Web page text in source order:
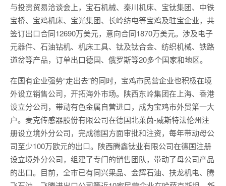
与投资贸易洽谈会上，宝石机械、秦川机床、宝钛集团、中铁
宝桥、宝鸡机床、宝光集团、长岭纺电等宝鸡及驻宝企业，共
签订出口合同12690万美元，意向合同1870万美元。涉及电子
元器件、石油钻机、机床工具、钛及钛合金、纺织机械、铁路
道岔等产品，订单出口德国、俄罗斯等20多个国家和地区。
在国有企业强势“走出去”的同时，宝鸡市民营企业也积极在境
外设立销售公司，开拓海外市场。陕西东岭集团在上海、香港
设立分公司，带动有色金属自营进口，成为宝鸡市外贸第一大
户。麦克传感器股份有限公司在德国北莱茵-威斯特法伦州注
册设立境外分公司，完成德国方面审批和注资，每年带动母公
司至少100万欧元的出口。陕西腾鑫钛业有限公司在德国注册
设立境外分公司，组建了专门的销售团队，带动了母公司产品
的出口。目前，全市已有同兴果品、金辉石油、扶龙机电、腾